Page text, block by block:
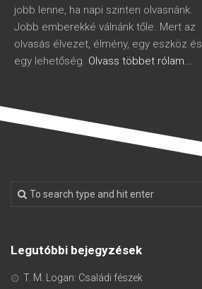
jobb lenne, ha napi szinten olvasnánk.
Jobb emberekké válnánk tőle. Mert az
olvasás élvezet, élmény, egy eszköz és
egy lehetőség. Olvass többet rólam...
Legutóbbi bejegyzések
T. M. Logan: Családi fészek